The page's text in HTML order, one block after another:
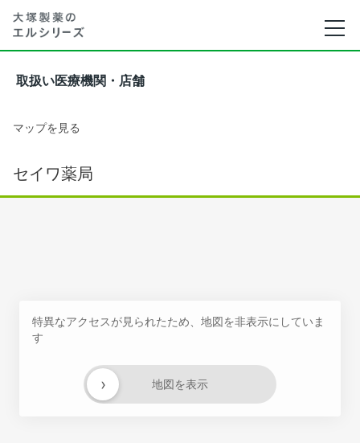
取扱い医療機関・店舗
マップを見る
セイワ薬局
特異なアクセスが見られたため、地図を非表示にしていま
す
地図を表示
›